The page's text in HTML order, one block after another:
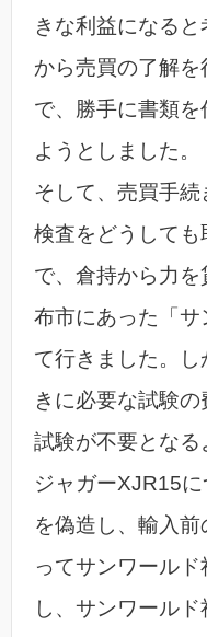
きな利益になる
から売買の了解
で、勝手に書類
ようとしました。
そして、売買手
検査をどうして
で、倉持から力
布市にあった「サ
て行きました。
きに必要な試験の
試験が不要とな
ジャガーXJR15
を偽造し、輸入
ってサンワール
し、サンワール